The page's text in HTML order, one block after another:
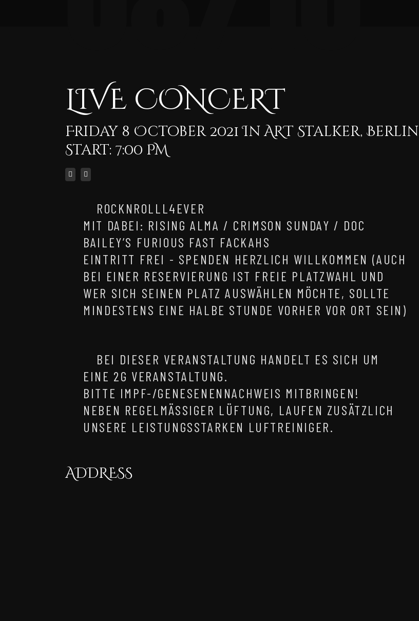
LIVE CONCERT
Friday 8 October 2021 In ART Stalker, Berlin
Start: 7:00 PM
ROCKNROLLL4EVER
MIT DABEI: RISING ALMA / CRIMSON SUNDAY / DOC
BAILEY’S FURIOUS FAST FACKAHS
EINTRITT FREI - SPENDEN HERZLICH WILLKOMMEN (AUCH
BEI EINER RESERVIERUNG IST FREIE PLATZWAHL UND
WER SICH SEINEN PLATZ AUSWÄHLEN MÖCHTE, SOLLTE
MINDESTENS EINE HALBE STUNDE VORHER VOR ORT SEIN)
BEI DIESER VERANSTALTUNG HANDELT ES SICH UM
EINE 2G VERANSTALTUNG.
BITTE IMPF-/GENESENENNACHWEIS MITBRINGEN!
NEBEN REGELMÄSSIGER LÜFTUNG, LAUFEN ZUSÄTZLICH
UNSERE LEISTUNGSSTARKEN LUFTREINIGER.
ADDRESS